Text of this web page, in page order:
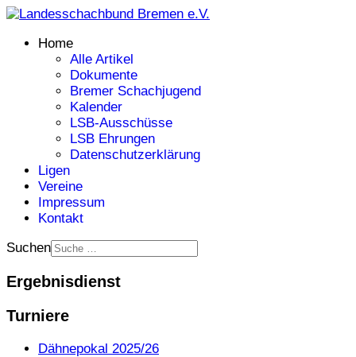
Home
Alle Artikel
Dokumente
Bremer Schachjugend
Kalender
LSB-Ausschüsse
LSB Ehrungen
Datenschutzerklärung
Ligen
Vereine
Impressum
Kontakt
Suchen
Ergebnisdienst
Turniere
Dähnepokal 2025/26